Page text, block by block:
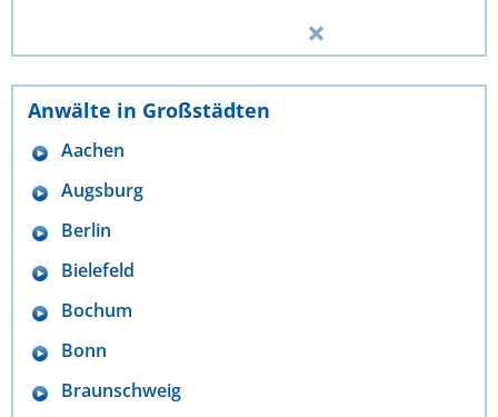
Anwälte in Großstädten
Aachen
Augsburg
Berlin
Bielefeld
Bochum
Bonn
Braunschweig